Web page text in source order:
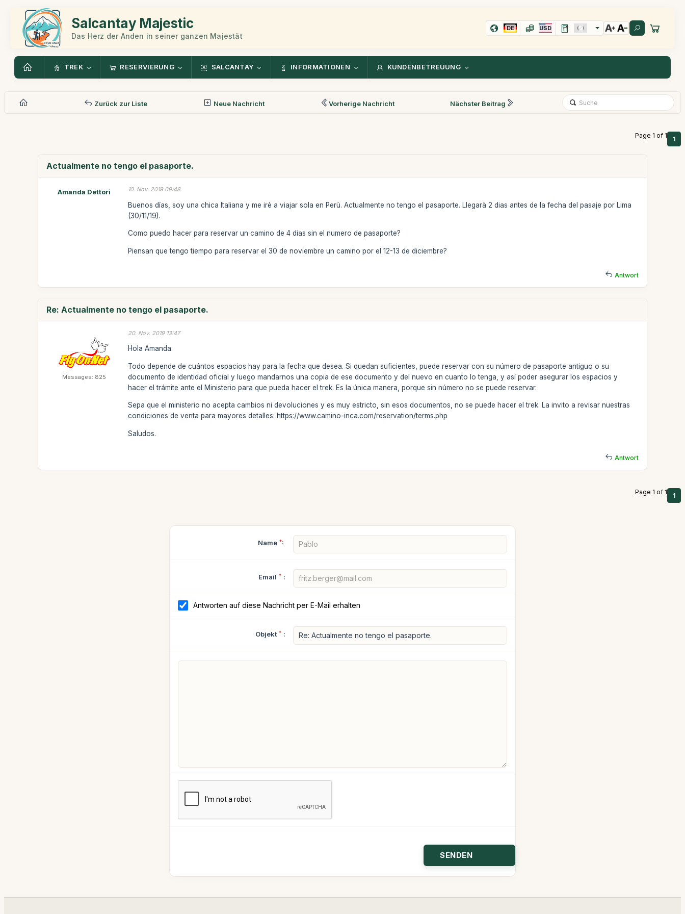
Salcantay Majestic
Das Herz der Anden in seiner ganzen Majestät
DE USD
TREK RESERVIERUNG SALCANTAY INFORMATIONEN KUNDENBETREUUNG
Zurück zur Liste Neue Nachricht Vorherige Nachricht Nächster Beitrag
Page 1 of 1 1
Actualmente no tengo el pasaporte.
Amanda Dettori 10. Nov. 2019 09:48
Buenos días, soy una chica Italiana y me irè a viajar sola en Perù. Actualmente no tengo el pasaporte. Llegarà 2 dias antes de la fecha del pasaje por Lima
(30/11/19).
Como puedo hacer para reservar un camino de 4 dias sin el numero de pasaporte?
Piensan que tengo tiempo para reservar el 30 de noviembre un camino por el 12-13 de diciembre?
Antwort
Re: Actualmente no tengo el pasaporte.
Messages: 825
20. Nov. 2019 13:47
Hola Amanda:
Todo depende de cuántos espacios hay para la fecha que desea. Si quedan suficientes, puede reservar con su número de pasaporte antiguo o su
documento de identidad oficial y luego mandarnos una copia de ese documento y del nuevo en cuanto lo tenga, y así poder asegurar los espacios y
hacer el trámite ante el Ministerio para que pueda hacer el trek. Es la única manera, porque sin número no se puede reservar.
Sepa que el ministerio no acepta cambios ni devoluciones y es muy estricto, sin esos documentos, no se puede hacer el trek. La invito a revisar nuestras
condiciones de venta para mayores detalles: https://www.camino-inca.com/reservation/terms.php
Saludos.
Antwort
Page 1 of 1 1
Name *:
Email * :
Antworten auf diese Nachricht per E-Mail erhalten
Objekt * :